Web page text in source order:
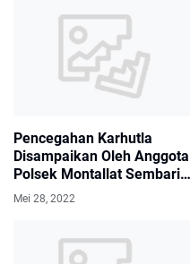
Pencegahan Karhutla
Disampaikan Oleh Anggota
Polsek Montallat Sembari
Bentangkan Spanduk
Imbauan
Mei 28, 2022